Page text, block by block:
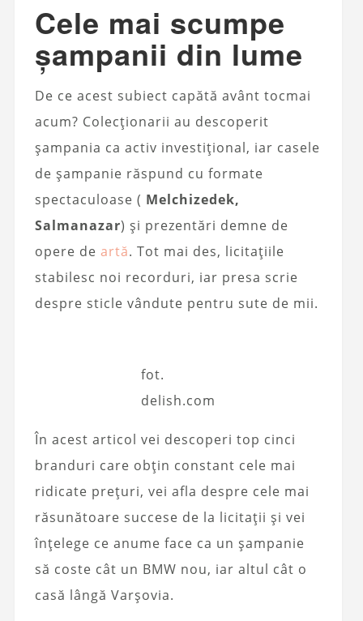
Cele mai scumpe
șampanii din lume
De ce acest subiect capătă avânt tocmai
acum? Colecționarii au descoperit
șampania ca activ investițional, iar casele
de șampanie răspund cu formate
spectaculoase ( Melchizedek,
Salmanazar) și prezentări demne de
opere de artă. Tot mai des, licitațiile
stabilesc noi recorduri, iar presa scrie
despre sticle vândute pentru sute de mii.
fot.
delish.com
În acest articol vei descoperi top cinci
branduri care obțin constant cele mai
ridicate prețuri, vei afla despre cele mai
răsunătoare succese de la licitații și vei
înțelege ce anume face ca un șampanie
să coste cât un BMW nou, iar altul cât o
casă lângă Varșovia.